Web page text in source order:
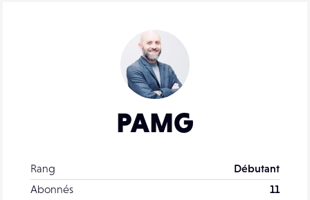
PAMG
Rang
Débutant
Abonnés
11